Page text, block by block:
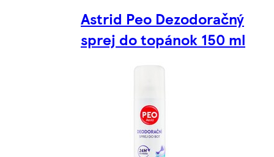
Astrid Peo Dezodoračný
sprej do topánok 150 ml